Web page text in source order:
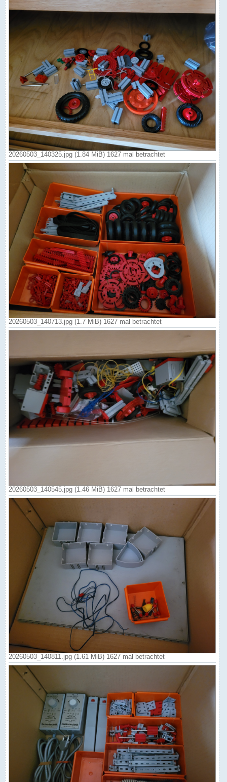
20260503_140325.jpg (1.84 MiB) 1627 mal betrachtet
20260503_140713.jpg (1.7 MiB) 1627 mal betrachtet
20260503_140545.jpg (1.46 MiB) 1627 mal betrachtet
20260503_140811.jpg (1.61 MiB) 1627 mal betrachtet